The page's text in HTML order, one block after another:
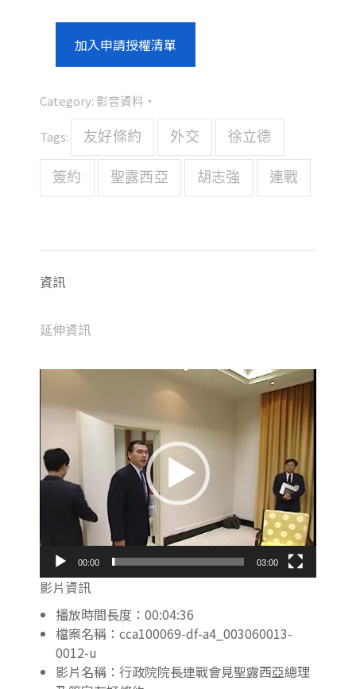
加入申請授權清單
Category: 影音資料
Tags: 友好條約 外交 徐立德
簽約 聖露西亞 胡志強 連戰
資訊
延伸資訊
器
00:00 03:00
影片資訊
播放時間長度：00:04:36
檔案名稱：cca100069-df-a4_003060013-
0012-u
影片名稱：行政院院長連戰會見聖露西亞總理